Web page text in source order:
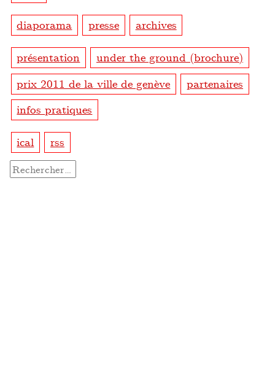
diaporama presse archives
présentation
under the ground (brochure)
prix 2011 de la ville de genève
partenaires
infos pratiques
ical rss
Rechercher :